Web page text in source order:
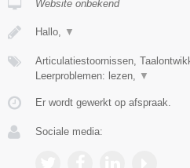
Website onbekend
Hallo, ▼
Articulatiestoornissen,
Leerproblemen: lezen,
▼
Er wordt gewerkt op afspraak.
Sociale media: